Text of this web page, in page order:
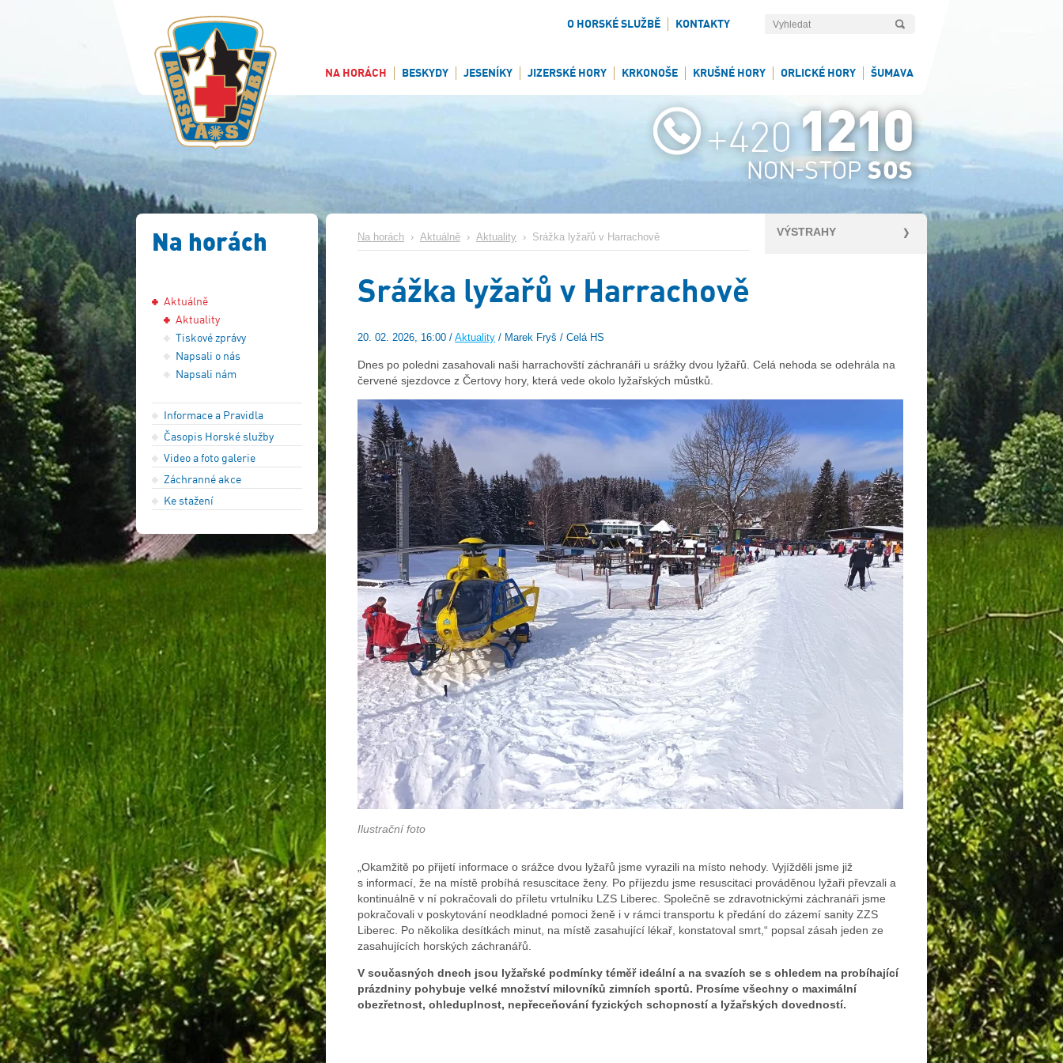
O HORSKÉ SLUŽBĚ KONTAKTY
NA HORÁCH BESKYDY JESENÍKY JIZERSKÉ HORY KRKONOŠE KRUŠNÉ HORY ORLICKÉ HORY ŠUMAVA
Na horách
Aktuálně
Aktuality
Tiskové zprávy
Napsali o nás
Napsali nám
Informace a Pravidla
Časopis Horské služby
Video a foto galerie
Záchranné akce
Ke stažení
VÝSTRAHY
Na horách › Aktuálně › Aktuality › Srážka lyžařů v Harrachově
Srážka lyžařů v Harrachově
20. 02. 2026, 16:00 / Aktuality / Marek Fryš / Celá HS
Dnes po poledni zasahovali naši harrachovští záchranáři u srážky dvou lyžařů. Celá nehoda se odehrála na
červené sjezdovce z Čertovy hory, která vede okolo lyžařských můstků.
Ilustrační foto
„Okamžitě po přijetí informace o srážce dvou lyžařů jsme vyrazili na místo nehody. Vyjížděli jsme již
s informací, že na místě probíhá resuscitace ženy. Po příjezdu jsme resuscitaci prováděnou lyžaři převzali a
kontinuálně v ní pokračovali do příletu vrtulníku LZS Liberec. Společně se zdravotnickými záchranáři jsme
pokračovali v poskytování neodkladné pomoci ženě i v rámci transportu k předání do zázemí sanity ZZS
Liberec. Po několika desítkách minut, na místě zasahující lékař, konstatoval smrt,“ popsal zásah jeden ze
zasahujících horských záchranářů.
V současných dnech jsou lyžařské podmínky téměř ideální a na svazích se s ohledem na probíhající
prázdniny pohybuje velké množství milovníků zimních sportů. Prosíme všechny o maximální
obezřetnost, ohleduplnost, nepřeceňování fyzických schopností a lyžařských dovedností.